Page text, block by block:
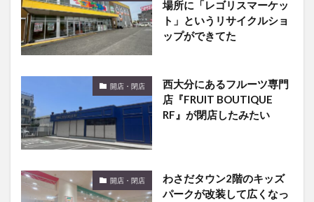
場所に「レゴリスマーケッ
ト」というリサイクルショ
ップができてた
開店・閉店
西大分にあるフルーツ専門
店『FRUIT BOUTIQUE
RF』が閉店したみたい
開店・閉店
わさだタウン2階のキッズ
パークが改装して広くなっ